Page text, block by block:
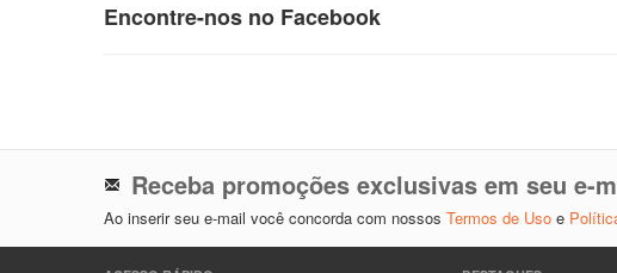
Encontre-nos no Facebook
Receba promoções exclusivas em seu e-
Ao inserir seu e-mail você concorda com nossos Termos de Uso e